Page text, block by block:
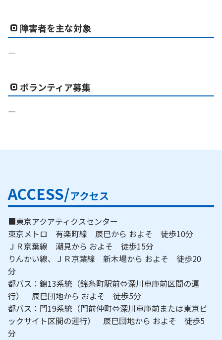
障害者を主な対象
―
ボランティア募集
―
ACCESS/アクセス
■東京アクアティクスセンター
東京メトロ 有楽町線 辰巳から およそ 徒歩10分
ＪＲ京葉線 潮見から およそ 徒歩15分
りんかい線、ＪＲ京葉線 新木場から およそ 徒歩20
分
都バス：錦13系統（錦糸町駅前⇔深川車庫前区間の運
行） 辰巳団地から およそ 徒歩5分
都バス：門19系統（門前仲町⇔深川車庫前または東京ビ
ックサイト区間の運行） 辰巳団地から およそ 徒歩5
分